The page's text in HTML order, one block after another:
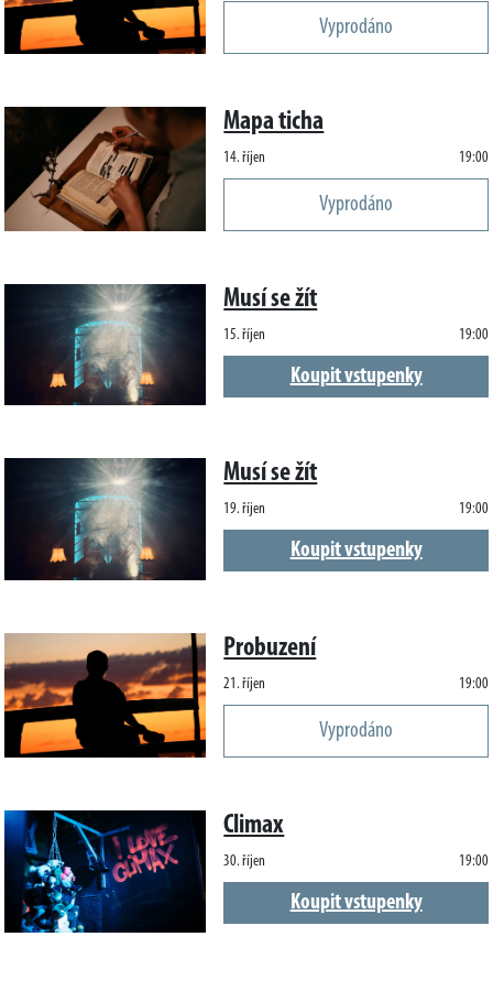
Vyprodáno
Mapa ticha
14. říjen 19:00
Vyprodáno
Musí se žít
15. říjen 19:00
Koupit vstupenky
Musí se žít
19. říjen 19:00
Koupit vstupenky
Probuzení
21. říjen 19:00
Vyprodáno
Climax
30. říjen 19:00
Koupit vstupenky